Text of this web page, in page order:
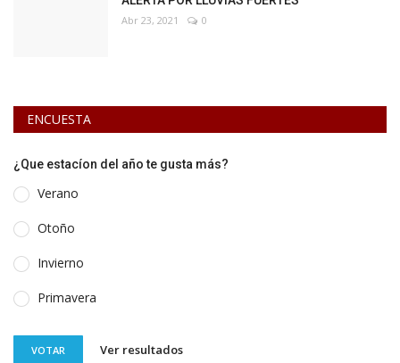
Abr 23, 2021 0
ENCUESTA
¿Que estacíon del año te gusta más?
Verano
Otoño
Invierno
Primavera
VOTAR Ver resultados